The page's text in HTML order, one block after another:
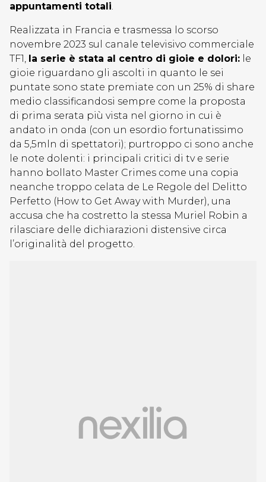
appuntamenti totali.
Realizzata in Francia e trasmessa lo scorso
novembre 2023 sul canale televisivo commerciale
TF1, la serie è stata al centro di gioie e dolori: le
gioie riguardano gli ascolti in quanto le sei
puntate sono state premiate con un 25% di share
medio classificandosi sempre come la proposta
di prima serata più vista nel giorno in cui è
andato in onda (con un esordio fortunatissimo
da 5,5mln di spettatori); purtroppo ci sono anche
le note dolenti: i principali critici di tv e serie
hanno bollato Master Crimes come una copia
neanche troppo celata de Le Regole del Delitto
Perfetto (How to Get Away with Murder), una
accusa che ha costretto la stessa Muriel Robin a
rilasciare delle dichiarazioni distensive circa
l’originalità del progetto.